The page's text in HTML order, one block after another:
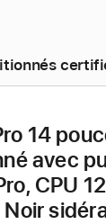
14
avec
CPU